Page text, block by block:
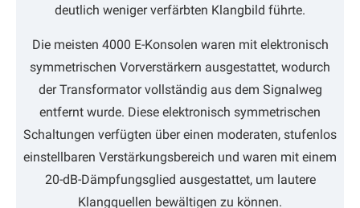
deutlich weniger verfärbten Klangbild führte.
Die meisten 4000 E-Konsolen waren mit elektronisch
symmetrischen Vorverstärkern ausgestattet, wodurch
der Transformator vollständig aus dem Signalweg
entfernt wurde. Diese elektronisch symmetrischen
Schaltungen verfügten über einen moderaten, stufenlos
einstellbaren Verstärkungsbereich und waren mit einem
20-dB-Dämpfungsglied ausgestattet, um lautere
Klangquellen bewältigen zu können.